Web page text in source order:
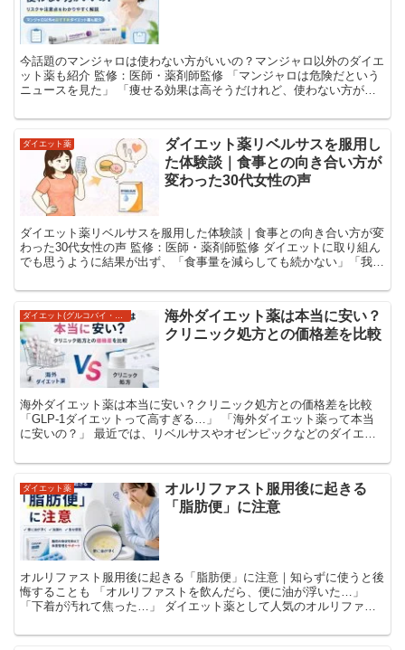
今話題のマンジャロは使わない方がいいの？マンジャロ以外のダイエ
ット薬も紹介 監修：医師・薬剤師監修 「マンジャロは危険だという
ニュースを見た」 「痩せる効果は高そうだけれど、使わない方がよ
ダイエット薬
ダイエット薬リベルサスを服用し
た体験談｜食事との向き合い方が
変わった30代女性の声
ダイエット薬リベルサスを服用した体験談｜食事との向き合い方が変
わった30代女性の声 監修：医師・薬剤師監修 ダイエットに取り組ん
でも思うように結果が出ず、「食事量を減らしても続かない」「我慢
ダイエット(グルコバイ・スリメックス・シブトラミン)
海外ダイエット薬は本当に安い？
クリニック処方との価格差を比較
海外ダイエット薬は本当に安い？クリニック処方との価格差を比較
「GLP-1ダイエットって高すぎる…」 「海外ダイエット薬って本当
に安いの？」 最近では、リベルサスやオゼンピックなどのダイエッ
ダイエット薬
オルリファスト服用後に起きる
「脂肪便」に注意
オルリファスト服用後に起きる「脂肪便」に注意｜知らずに使うと後
悔することも 「オルリファストを飲んだら、便に油が浮いた…」
「下着が汚れて焦った…」 ダイエット薬として人気のオルリファス